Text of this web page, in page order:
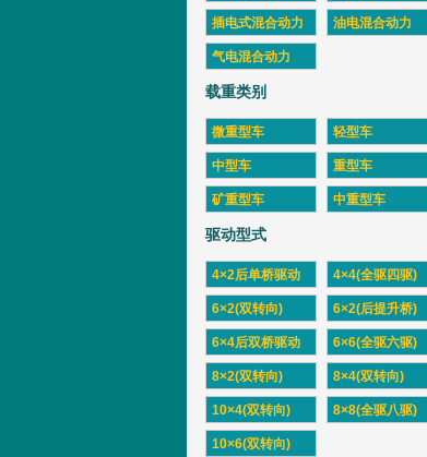
插电式混合动力 油电混合动力
气电混合动力
载重类别
微重型车 轻型车
中型车 重型车
矿重型车 中重型车
驱动型式
4×2后单桥驱动 4×4(全驱四驱)
6×2(双转向) 6×2(后提升桥)
6×4后双桥驱动 6×6(全驱六驱)
8×2(双转向) 8×4(双转向)
10×4(双转向) 8×8(全驱八驱)
10×6(双转向)